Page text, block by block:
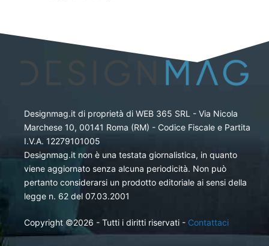
Designmag.it di proprietà di WEB 365 SRL - Via Nicola
Marchese 10, 00141 Roma (RM) - Codice Fiscale e Partita
I.V.A. 12279101005
Designmag.it non è una testata giornalistica, in quanto
viene aggiornato senza alcuna periodicità. Non può
pertanto considerarsi un prodotto editoriale ai sensi della
legge n. 62 del 07.03.2001
Copyright ©2026 - Tutti i diritti riservati - Contattaci